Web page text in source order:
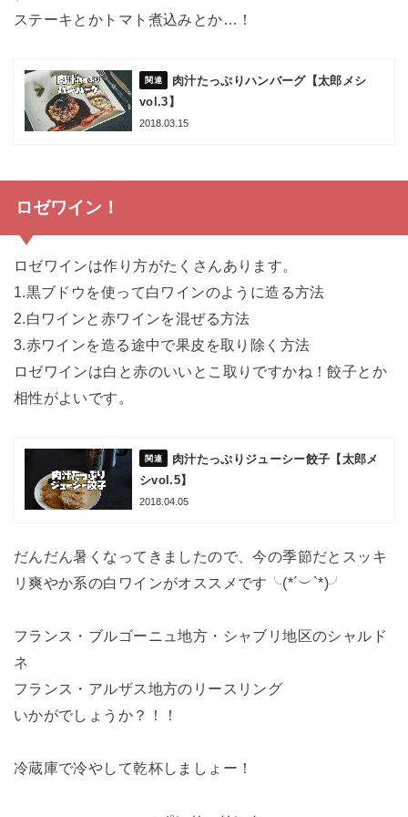
ステーキとかトマト煮込みとか…！
肉汁たっぷりハンバーグ【太郎メシ
vol.3】
2018.03.15
ロゼワイン！
ロゼワインは作り方がたくさんあります。
1.黒ブドウを使って白ワインのように造る方法
2.白ワインと赤ワインを混ぜる方法
3.赤ワインを造る途中で果皮を取り除く方法
ロゼワインは白と赤のいいとこ取りですかね！餃子とか
相性がよいです。
肉汁たっぷりジューシー餃子【太郎メ
シvol.5】
2018.04.05
だんだん暑くなってきましたので、今の季節だとスッキ
リ爽やか系の白ワインがオススメです╰(*´︶`*)╯
フランス・ブルゴーニュ地方・シャブリ地区のシャルド
ネ
フランス・アルザス地方のリースリング
いかがでしょうか？！！
冷蔵庫で冷やして乾杯しましょー！